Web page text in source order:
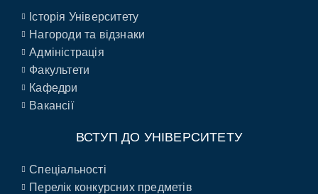
Історія Університету
Нагороди та відзнаки
Адміністрація
Факультети
Кафедри
Вакансії
ВСТУП ДО УНІВЕРСИТЕТУ
Спеціальності
Перелік конкурсних предметів